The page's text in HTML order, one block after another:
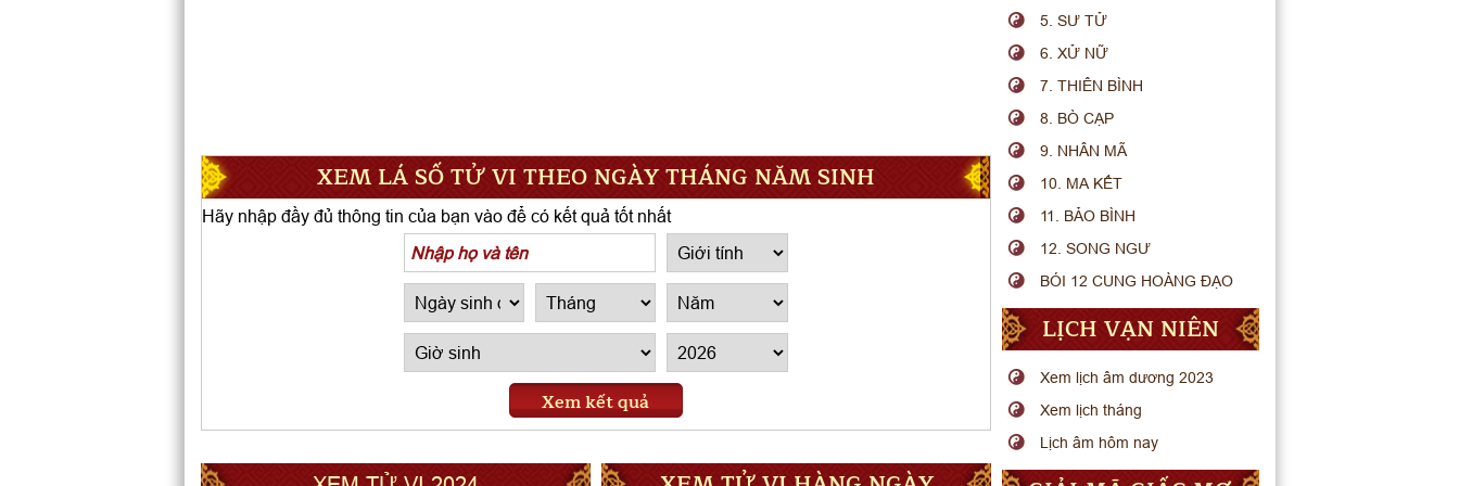
XEM LÁ SỐ TỬ VI THEO NGÀY THÁNG NĂM SINH
Hãy nhập đầy đủ thông tin của bạn vào để có kết quả tốt nhất
Xem kết quả
5. SƯ TỬ
6. XỬ NỮ
7. THIÊN BÌNH
8. BÒ CẠP
9. NHÂN MÃ
10. MA KẾT
11. BẢO BÌNH
12. SONG NGƯ
BÓI 12 CUNG HOÀNG ĐẠO
LỊCH VẠN NIÊN
Xem lịch âm dương 2023
Xem lịch tháng
Lịch âm hôm nay